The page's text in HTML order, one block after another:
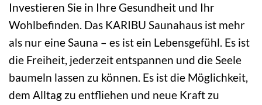
Investieren Sie in Ihre Gesundheit und Ihr
Wohlbefinden. Das KARIBU Saunahaus ist mehr
als nur eine Sauna – es ist ein Lebensgefühl. Es ist
die Freiheit, jederzeit entspannen und die Seele
baumeln lassen zu können. Es ist die Möglichkeit,
dem Alltag zu entfliehen und neue Kraft zu